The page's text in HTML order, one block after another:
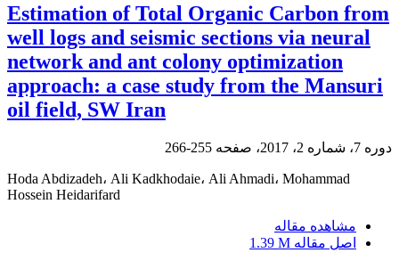
Estimation of Total Organic Carbon from
well logs and seismic sections via neural
network and ant colony optimization
approach: a case study from the Mansuri
oil field, SW Iran
دوره 7، شماره 2، 2017، صفحه 255-266
Hoda Abdizadeh، Ali Kadkhodaie، Ali Ahmadi، Mohammad
Hossein Heidarifard
مشاهده مقاله
اصل مقاله 1.39 M